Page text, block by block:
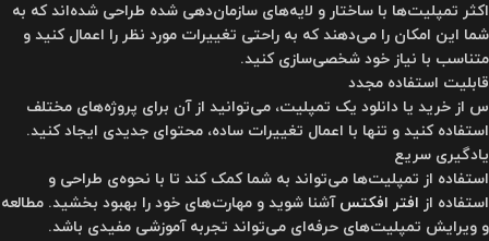
اکثر تمپلیت‌ها با ساختار و لایه‌های سازمان‌دهی شده طراحی شده‌اند که به
شما این امکان را می‌دهند که به راحتی تغییرات مورد نظر را اعمال کنید و
متناسب با نیاز خود شخصی‌سازی کنید.
قابلیت استفاده مجدد
س از خرید یا دانلود یک تمپلیت، می‌توانید از آن برای پروژه‌های مختلف
استفاده کنید و تنها با اعمال تغییرات ساده، محتوای جدیدی ایجاد کنید.
یادگیری سریع
استفاده از تمپلیت‌ها می‌تواند به شما کمک کند تا با نحوه‌ی طراحی و
استفاده از افتر افکتسآشنا شوید و مهارت‌های خود را بهبود بخشید. مطالعه
و ویرایش تمپلیت‌های حرفه‌ای می‌تواند تجربه آموزشی مفیدی باشد.